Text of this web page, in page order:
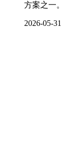
方案之一。
2026-05-31